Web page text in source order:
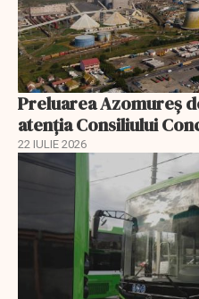
Preluarea Azomureş
atenţia Consiliului
22 IULIE 2026